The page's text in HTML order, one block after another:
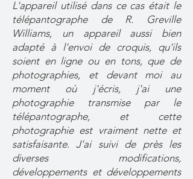
L'appareil utilisé dans ce cas était le
télépantographe de R. Greville
Williams, un appareil aussi bien
adapté à l'envoi de croquis, qu'ils
soient en ligne ou en tons, que de
photographies, et devant moi au
moment où j'écris, j'ai une
photographie transmise par le
télépantographe, et cette
photographie est vraiment nette et
satisfaisante. J'ai suivi de près les
diverses modifications,
développements et développements